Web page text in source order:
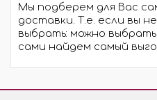
Мы подберем для Вас
доставки. Т.е. если вы
выбрать: можно
сами найдем самый